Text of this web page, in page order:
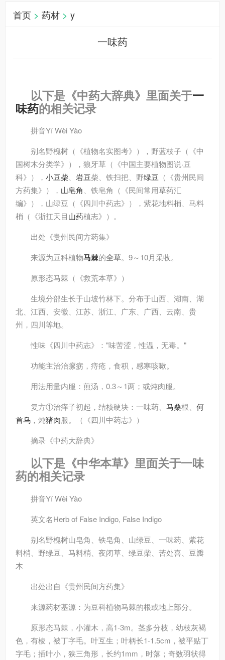
首页 > 药材 > y
一味药
以下是《中药大辞典》里面关于一
味药的相关记录
拼音Yí Wèi Yào
别名野槐树（《植物名实图考》），野蓝枝子（《中
国树木分类学》），狼牙草（《中国主要植物图说·豆
科》）， 小豆柴、 岩豆柴、铁扫把、野绿豆 （《贵州民间
方药集》）， 山皂角、铁皂角（《民间常用草药汇
编》），山绿豆（《四川中药志》），紫花地料梢、马料
梢（《浙扛天目山药植志》）。
出处 《贵州民间方药集》
来源为豆科植物马棘的全草。9～10月采收。
原形态马棘（《救荒本草》）
生境分部生长于山坡竹林下。分布于山西、湖南、湖
北、江西、安徽、江苏、浙江、广东、广西、云南、贵
州，四川等地。
性味 《四川中药志》："味苦涩，性温，无毒。"
功能主治治瘰疬，痔疮，食积，感寒咳嗽。
用法用量内服：煎汤，0.3～1两；或炖肉服。
复方①治痒子初起，结核硬块：一味药、 马桑根、 何
首乌 ，炖猪肉服。（《四川中药志》）
摘录 《中药大辞典》
以下是《中华本草》里面关于一味
药的相关记录
拼音Yí Wèi Yào
英文名Herb of False Indigo, False Indigo
别名野槐树山皂角、铁皂角、山绿豆、一味药、紫花
料梢、野绿豆、马料梢、夜闭草、绿豆柴、苦处喜、豆瓣
木
出处出自《贵州民间方药集》
来源药材基源：为豆科植物马棘的根或地上部分。
原形态马棘，小灌木，高1-3m。茎多分枝，幼枝灰褐
色，有棱，被丁字毛。叶互生；叶柄长1-1.5cm，被平贴丁
字毛；插叶小，狭三角形，长约1mm，时落；奇数羽状得